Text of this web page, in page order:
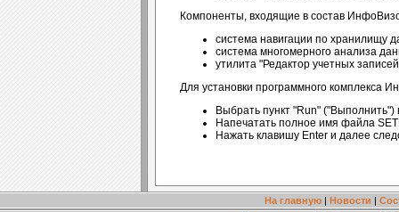
Компоненты, входящие в состав
система навигации по хранилищу
система многомерного анализа
утилита "Редактор учетных
Для установки программного комплекса
Выбрать пункт "Run"
Напечатать полное имя файла
Нажать клавишу Enter и далее
На главную | Новости |